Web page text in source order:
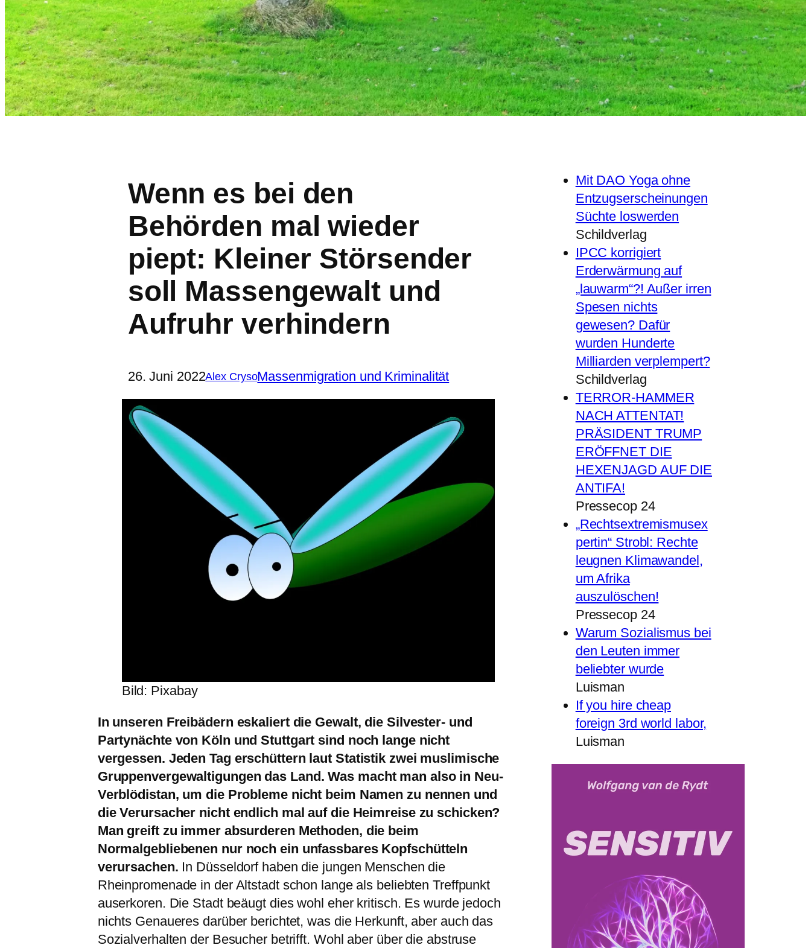
Wenn es bei den
Behörden mal wieder
piept: Kleiner Störsender
soll Massengewalt und
Aufruhr verhindern
26. Juni 2022Alex CrysoMassenmigration und Kriminalität
Bild: Pixabay
In unseren Freibädern eskaliert die Gewalt, die Silvester- und
Partynächte von Köln und Stuttgart sind noch lange nicht
vergessen. Jeden Tag erschüttern laut Statistik zwei muslimische
Gruppenvergewaltigungen das Land. Was macht man also in Neu-
Verblödistan, um die Probleme nicht beim Namen zu nennen und
die Verursacher nicht endlich mal auf die Heimreise zu schicken?
Man greift zu immer absurderen Methoden, die beim
Normalgebliebenen nur noch ein unfassbares Kopfschütteln
verursachen. In Düsseldorf haben die jungen Menschen die
Rheinpromenade in der Altstadt schon lange als beliebten Treffpunkt
auserkoren. Die Stadt beäugt dies wohl eher kritisch. Es wurde jedoch
nichts Genaueres darüber berichtet, was die Herkunft, aber auch das
Sozialverhalten der Besucher betrifft. Wohl aber über die abstruse
Mit DAO Yoga ohne
Entzugserscheinungen
Süchte loswerden
Schildverlag
IPCC korrigiert
Erderwärmung auf
„lauwarm“?! Außer irren
Spesen nichts
gewesen? Dafür
wurden Hunderte
Milliarden verplempert?
Schildverlag
TERROR-HAMMER
NACH ATTENTAT!
PRÄSIDENT TRUMP
ERÖFFNET DIE
HEXENJAGD AUF DIE
ANTIFA!
Pressecop 24
„Rechtsextremismusex
pertin“ Strobl: Rechte
leugnen Klimawandel,
um Afrika
auszulöschen!
Pressecop 24
Warum Sozialismus bei
den Leuten immer
beliebter wurde
Luisman
If you hire cheap
foreign 3rd world labor,
Luisman